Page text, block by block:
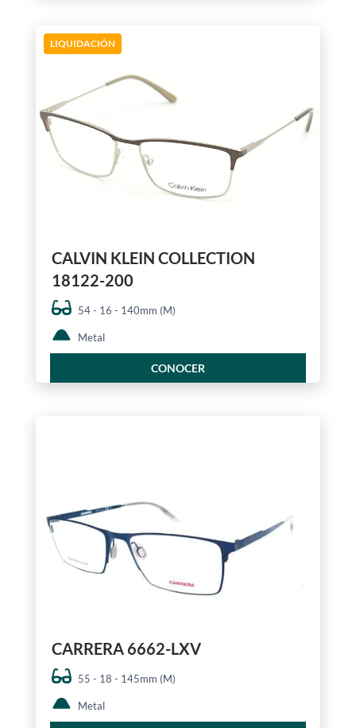
LIQUIDACIÓN
CALVIN KLEIN COLLECTION
18122-200
54 - 16 - 140mm (M)
Metal
CONOCER
CARRERA 6662-LXV
55 - 18 - 145mm (M)
Metal